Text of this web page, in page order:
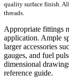
quality surface finish.
threads.
Appropriate fittings
application. Ample
larger accessories
gauges, and fuel
dimensional
reference guide.